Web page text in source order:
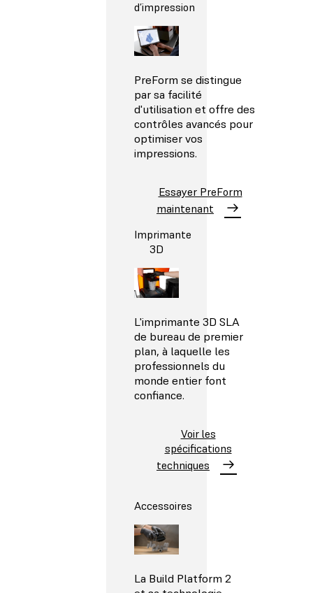
d’impression
PreForm se distingue
par sa facilité
d'utilisation et offre des
contrôles avancés pour
optimiser vos
impressions.
Essayer PreForm
maintenant
Imprimante
3D
L'imprimante 3D SLA
de bureau de premier
plan, à laquelle les
professionnels du
monde entier font
confiance.
Voir les
spécifications
techniques
Accessoires
La Build Platform 2